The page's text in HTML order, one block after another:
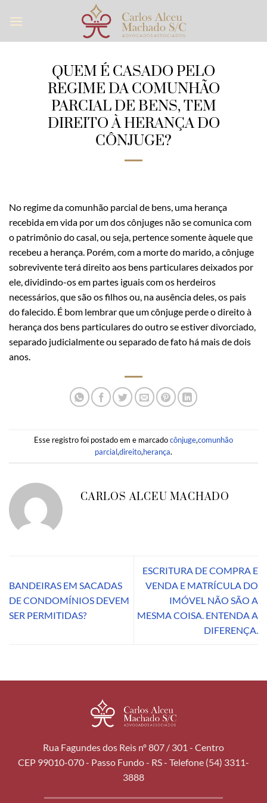
QUEM É CASADO PELO
REGIME DA COMUNHÃO
PARCIAL DE BENS, TEM
DIREITO À HERANÇA DO
CÔNJUGE?
No regime da comunhão parcial de bens, uma herança
recebida em vida por um dos cônjuges não se comunica com
o patrimônio do casal, ou seja, pertence somente àquele que
recebeu a herança. Porém, com a morte do marido, a cônjuge
sobrevivente terá direito aos bens particulares deixados por
ele, dividindo-os em partes iguais com os herdeiros
necessários, que são os filhos ou, na ausência deles, os pais
do falecido. É bom lembrar que um cônjuge perde o direito à
herança dos bens particulares do outro se estiver divorciado,
separado judicialmente ou separado de fato há mais de dois
anos.
Esse registro foi postado em e marcadocônjuge,comunhão
parcial,direito,herança.
CARLOS ALCEU MACHADO
BANDEIRAS EM SACADAS
DE CONDOMÍNIOS DEVEM
SER PERMITIDAS?
ESCRITURA DE COMPRA E
VENDA E MATRÍCULA DO
IMÓVEL NÃO SÃO A
MESMA COISA. ENTENDA A
DIFERENÇA.
Rua Fagundes dos Reis nº 807 / 301 - Centro
CEP 99010-070 - Passo Fundo - RS - Telefone (54) 3311-
3888